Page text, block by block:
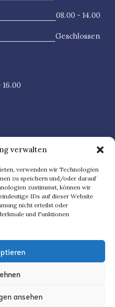
verwalten
verwenden wir Technologien
zu speichern und/oder darauf
zustimmst, können wir
IDs auf dieser Website
nicht erteilst oder
und Funktionen
ansehen
08.00 - 14.00
Geschlossen
16.00
Sie uns!